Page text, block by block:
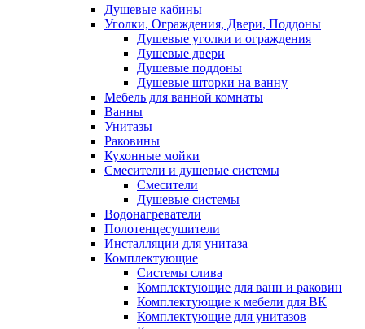
Душевые кабины
Уголки, Ограждения, Двери, Поддоны
Душевые уголки и ограждения
Душевые двери
Душевые поддоны
Душевые шторки на ванну
Мебель для ванной комнаты
Ванны
Унитазы
Раковины
Кухонные мойки
Смесители и душевые системы
Смесители
Душевые системы
Водонагреватели
Полотенцесушители
Инсталляции для унитаза
Комплектующие
Системы слива
Комплектующие для ванн и раковин
Комплектующие к мебели для ВК
Комплектующие для унитазов